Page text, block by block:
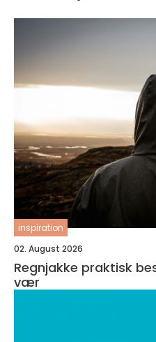
inspiration
02. August 2026
Regnjakke praktisk beskyttelse i all slags
vær